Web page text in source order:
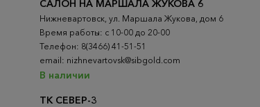
ТК СЕВЕР-3
САЛОН НА МАРШАЛА ЖУКОВА 6
Нижневартовск, ул. Маршала Жукова, дом 6
Время работы: с 10-00 до 20-00
Телефон: 8(3466) 41-51-51
email: nizhnevartovsk@sibgold.com
В наличии